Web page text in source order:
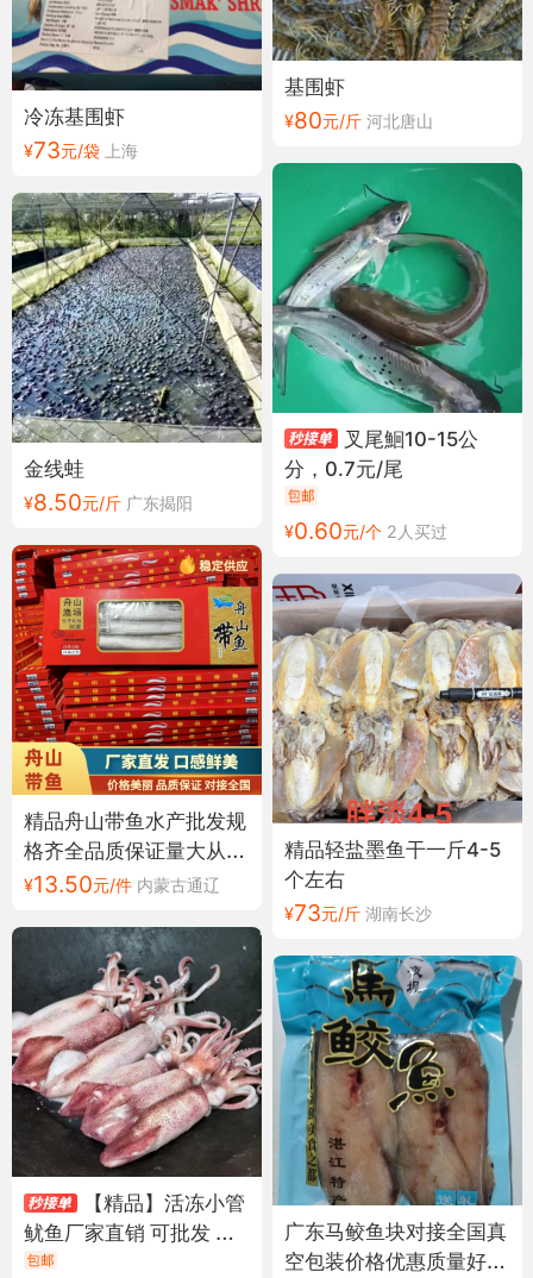
冷冻基围虾
¥73元/袋 上海
基围虾
¥80元/斤 河北唐山
金线蛙
¥8.50元/斤 广东揭阳
叉尾鮰10-15公
分，0.7元/尾
¥0.60元/个 2人买过
精品舟山带鱼水产批发规
格齐全品质保证量大从优
欢迎来电订购
¥13.50元/件 内蒙古通辽
精品轻盐墨鱼干一斤4-5
个左右
¥73元/斤 湖南长沙
【精品】活冻小管
鱿鱼厂家直销 可批发 零
售 供应全国
广东马鲛鱼块对接全国真
空包装价格优惠质量好走